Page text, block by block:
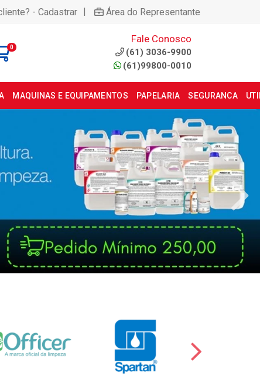
- Cadastrar | Área do Representante
0
Fale Conosco
(61) 3036-9900
(61)99800-0010
MAQUINAS E EQUIPAMENTOS PAPELARIA SEGURANCA